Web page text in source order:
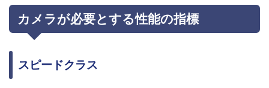
カメラが必要とする性能の指標
スピードクラス